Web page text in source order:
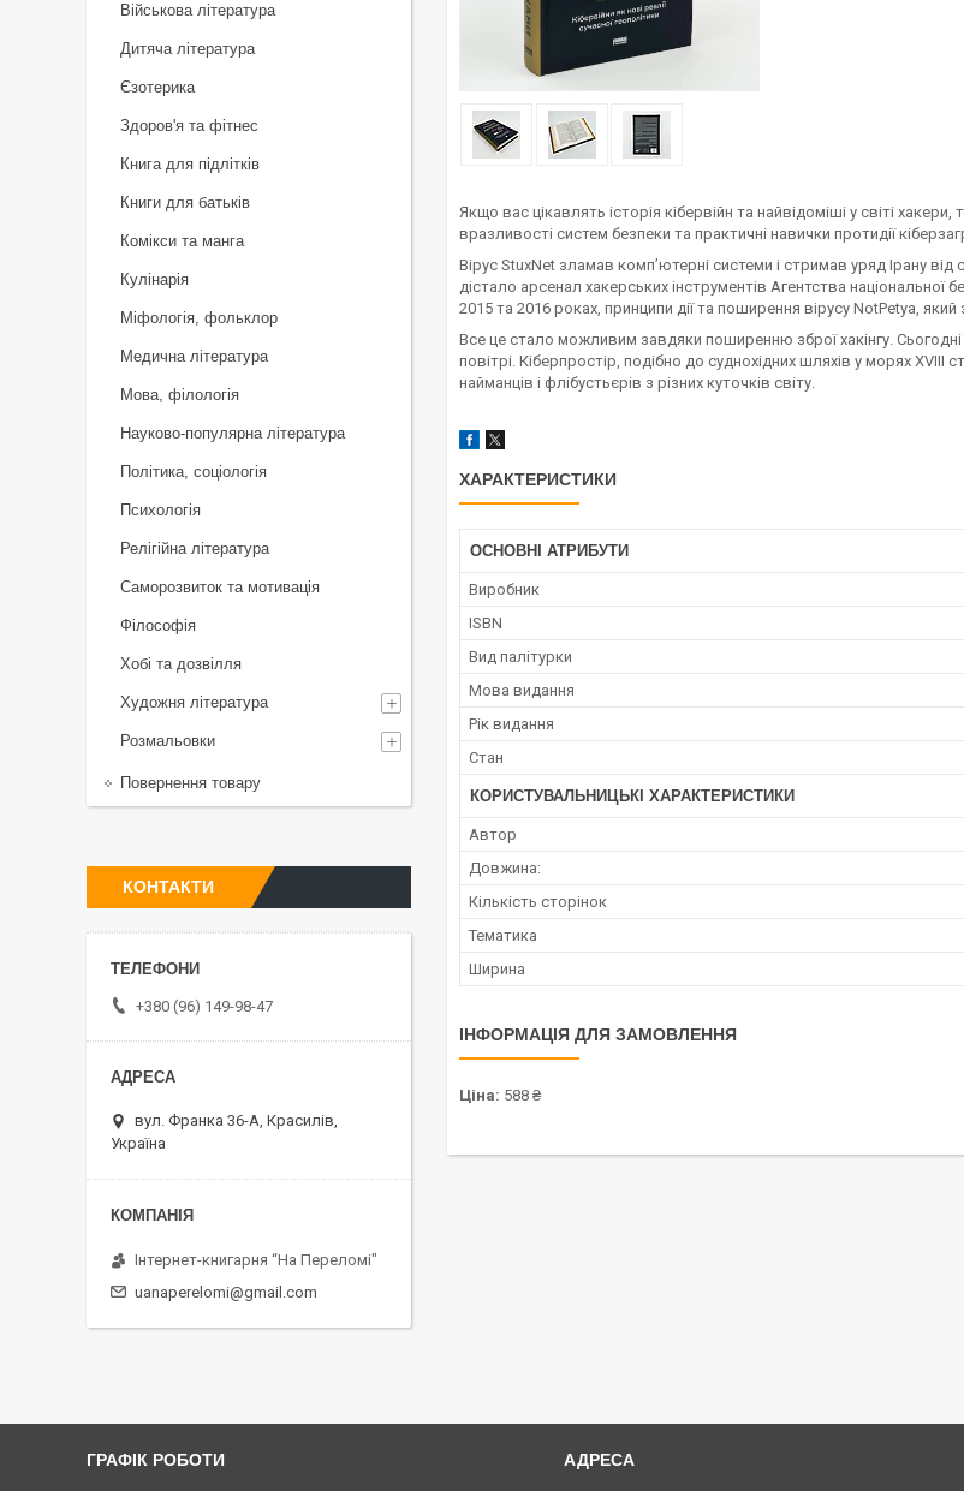
Якщо вас цікавлять історія кібервійн та найвідоміші у світі
вразливості систем безпеки та практичні навички протидії
Вірус StuxNet зламав комп’ютерні системи і стримав уряд Ірану
дістало арсенал хакерських інструментів Агентства
2015 та 2016 роках, принципи дії та поширення вірусу NotPetya,
Все це стало можливим завдяки поширенню зброї хакінгу. Сьогодні
повітрі. Кіберпростір, подібно до суднохідних шляхів у морях
найманців і флібустьєрів з різних куточків світу.
ХАРАКТЕРИСТИКИ
ОСНОВНІ АТРИБУТИ
Виробник
ISBN
Вид палітурки
Мова видання
Рік видання
Стан
КОРИСТУВАЛЬНИЦЬКІ ХАРАКТЕРИСТИКИ
Автор
Довжина:
Кількість сторінок
Тематика
Ширина
ІНФОРМАЦІЯ ДЛЯ ЗАМОВЛЕННЯ
Ціна: 588 ₴
Військова література
Дитяча література
Єзотерика
Здоров'я та фітнес
Книга для підлітків
Книги для батьків
Комікси та манга
Кулінарія
Міфологія, фольклор
Медична література
Мова, філологія
Науково-популярна література
Політика, соціологія
Психологія
Релігійна література
Саморозвиток та мотивація
Філософія
Хобі та дозвілля
Художня література
Розмальовки
Повернення товару
КОНТАКТИ
+380 (96) 149-98-47
вул. Франка 36-А, Красилів,
Україна
Інтернет-книгарня “На Переломі"
uanaperelomi@gmail.com
ГРАФІК РОБОТИ